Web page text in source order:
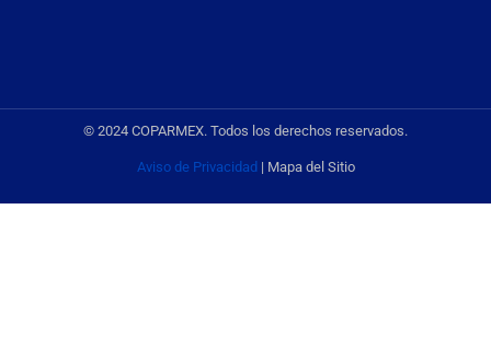
© 2024 COPARMEX. Todos los derechos reservados.
Aviso de Privacidad| Mapa del Sitio